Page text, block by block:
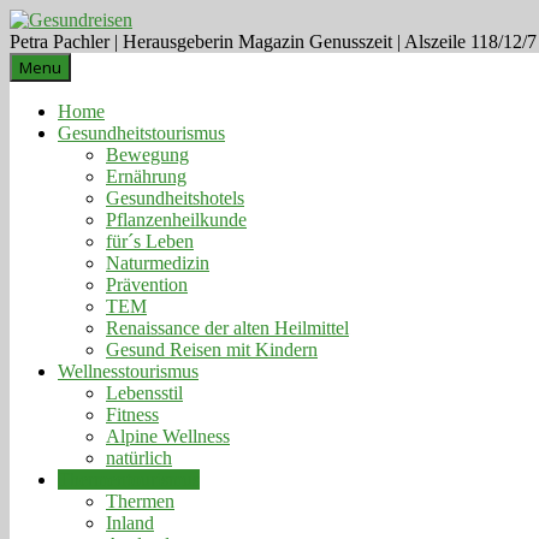
Petra Pachler | Herausgeberin Magazin Genusszeit | Alszeile 118/12/
Menu
Home
Gesundheitstourismus
Bewegung
Ernährung
Gesundheitshotels
Pflanzenheilkunde
für´s Leben
Naturmedizin
Prävention
TEM
Renaissance der alten Heilmittel
Gesund Reisen mit Kindern
Wellnesstourismus
Lebensstil
Fitness
Alpine Wellness
natürlich
Thermen
Inland